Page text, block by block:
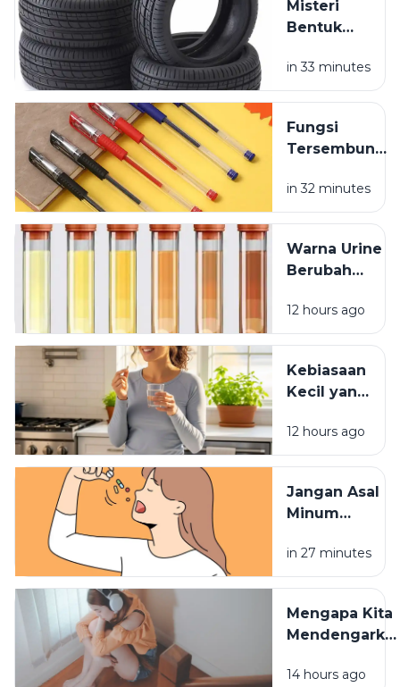
Misteri
Bentuk
Kendaraan
yang
Dipikirkan
in 33 minutes
Fungsi
Tersembunyi
pada Tutup
Pulpen
in 32 minutes
Warna Urine
Berubah
Minum
Vitamin? Ini
Penjelasannya
12 hours ago
Kebiasaan
Kecil yang
Vitamin
Tidak
Maksimal
12 hours ago
Jangan Asal
Minum
Waktu
Konsumsinya
Berpengaruh
in 27 minutes
Mengapa Kita
Saat Hati
14 hours ago